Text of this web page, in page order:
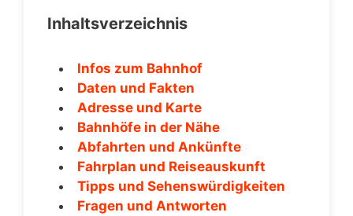
Inhaltsverzeichnis
Infos zum Bahnhof
Daten und Fakten
Adresse und Karte
Bahnhöfe in der Nähe
Abfahrten und Ankünfte
Fahrplan und Reiseauskunft
Tipps und Sehenswürdigkeiten
Fragen und Antworten